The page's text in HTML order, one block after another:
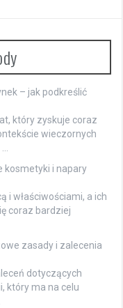
– jak podkreślić
który zyskuje coraz
wieczornych
kosmetyki i napary
i właściwościami, a ich
coraz bardziej
zasady i zalecenia
dotyczących
który ma na celu